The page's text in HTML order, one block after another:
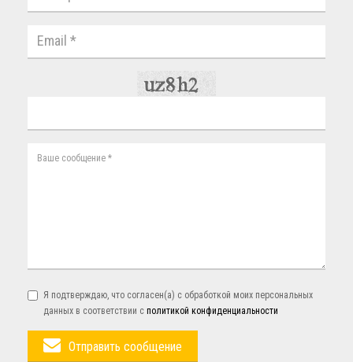
Я подтверждаю, что согласен(а) с обработкой моих персональных
данных в соответствии с политикой конфиденциальности
Отправить сообщение